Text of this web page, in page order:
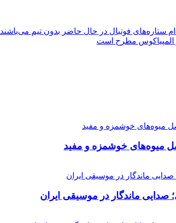
ستاره‌های فوتبال در حال حاضر بدون تیم می‌باشند
المپیاکوس مطرح است
میوه‌های خوشمزه و مفید
صدایی ماندگار در موسیقی ایران